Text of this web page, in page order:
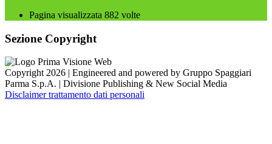
Pagina visualizzata 882 volte
Sezione Copyright
Copyright 2026 | Engineered and powered by Gruppo Spaggiari
Parma S.p.A. | Divisione Publishing & New Social Media
Disclaimer trattamento dati personali